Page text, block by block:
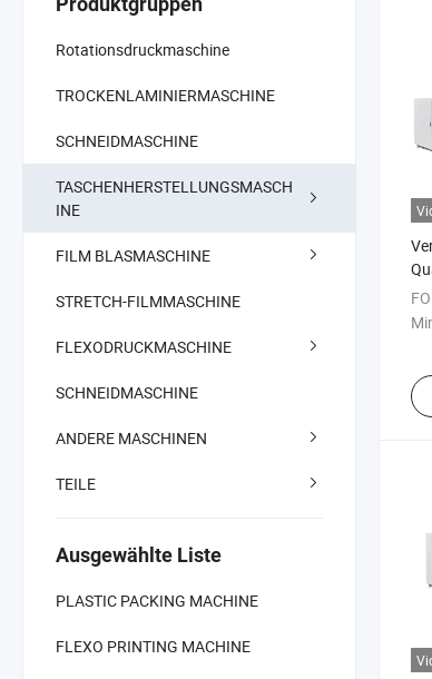
Rotationsdruckmaschine
TROCKENLAMINIERMASCHINE
SCHNEIDMASCHINE
TASCHENHERSTELLUNGSMASCH
INE
FILM BLASMASCHINE
STRETCH-FILMMASCHINE
FLEXODRUCKMASCHINE
SCHNEIDMASCHINE
ANDERE MASCHINEN
TEILE
Ausgewählte Liste
PLASTIC PACKING MACHINE
FLEXO PRINTING MACHINE